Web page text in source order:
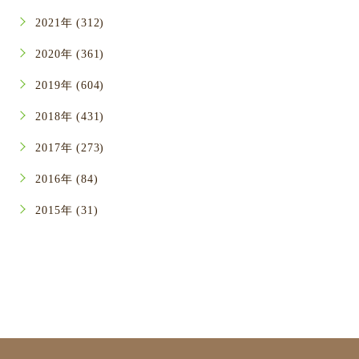
2021年 (312)
2020年 (361)
2019年 (604)
2018年 (431)
2017年 (273)
2016年 (84)
2015年 (31)